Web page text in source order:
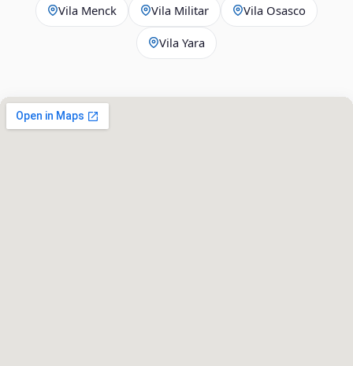
Vila Menck Vila Militar Vila Osasco
Vila Yara